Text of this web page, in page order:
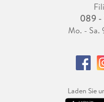
089 -
Mo. - Sa.
Laden Sie